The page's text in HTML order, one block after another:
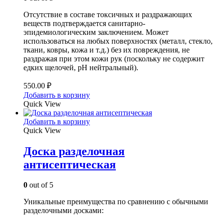
Отсутствие в составе токсичных и раздражающих
веществ подтверждается санитарно-
эпидемиологическим заключением. Может
использоваться на любых поверхностях (металл, стекло,
ткани, ковры, кожа и т.д.) без их повреждения, не
раздражая при этом кожи рук (поскольку не содержит
едких щелочей, рН нейтральный).
550.00 ₽
Добавить в корзину
Quick View
Добавить в корзину
Quick View
Доска разделочная
антисептическая
0 out of 5
Уникальные преимущества по сравнению с обычными
разделочными досками: